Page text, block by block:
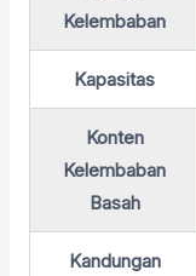
Kelembaban
Kapasitas
Konten
Kelembaban
Basah
Kandungan